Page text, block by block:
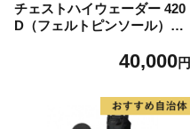
チェストハイウェーダー 420
D（フェルトピンソール）OH
40,000円